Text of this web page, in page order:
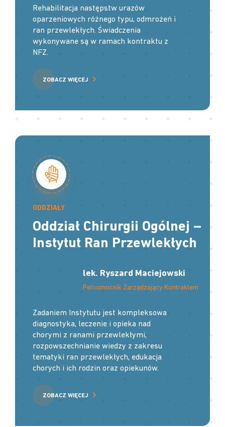
Rehabilitacja następstw urazów
oparzeniowych różnego typu, odmrożeń i
ran przewlekłych. Świadczenia
wykonywane są w ramach kontraktu z
NFZ.
ZOBACZ WIĘCEJ
Zadaniem Instytutu jest kompleksowa
diagnostyka, leczenie i opieka nad
chorymi z ranami przewlekłymi,
rozpowszechnianie wiedzy z zakresu
tematyki ran przewlekłych, edukacja
chorych i ich rodzin oraz opiekunów.
ZOBACZ WIĘCEJ
ODDZIAŁY
Oddział Chirurgii Ogólnej –
Instytut Ran Przewlekłych
lek. Ryszard Maciejowski
Pełnomocnik Zarządzający Kontraktem